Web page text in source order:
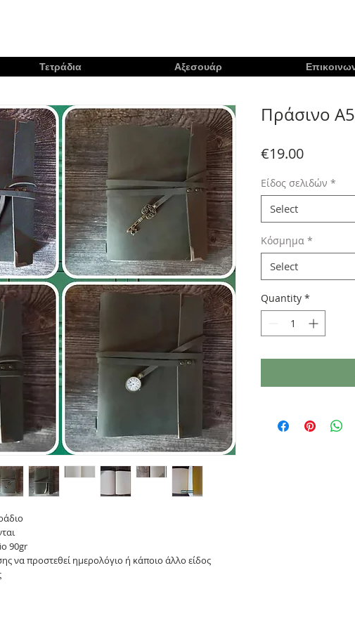
Τετράδια Αξεσουάρ
90gr
να προστεθεί ημερολόγιο ή κάποιο άλλο είδος
Πράσινο
€19.00Price
Είδος σελιδών *
Select
Κόσμημα *
Select
Quantity *